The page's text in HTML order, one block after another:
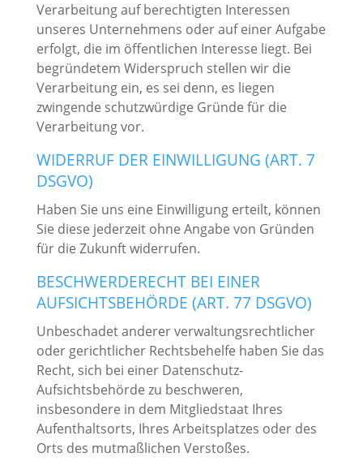
Verarbeitung auf berechtigten Interessen
unseres Unternehmens oder auf einer Aufgabe
erfolgt, die im öffentlichen Interesse liegt. Bei
begründetem Widerspruch stellen wir die
Verarbeitung ein, es sei denn, es liegen
zwingende schutzwürdige Gründe für die
Verarbeitung vor.
WIDERRUF DER EINWILLIGUNG (ART. 7
DSGVO)
Haben Sie uns eine Einwilligung erteilt, können
Sie diese jederzeit ohne Angabe von Gründen
für die Zukunft widerrufen.
BESCHWERDERECHT BEI EINER
AUFSICHTSBEHÖRDE (ART. 77 DSGVO)
Unbeschadet anderer verwaltungsrechtlicher
oder gerichtlicher Rechtsbehelfe haben Sie das
Recht, sich bei einer Datenschutz-
Aufsichtsbehörde zu beschweren,
insbesondere in dem Mitgliedstaat Ihres
Aufenthaltsorts, Ihres Arbeitsplatzes oder des
Orts des mutmaßlichen Verstoßes.